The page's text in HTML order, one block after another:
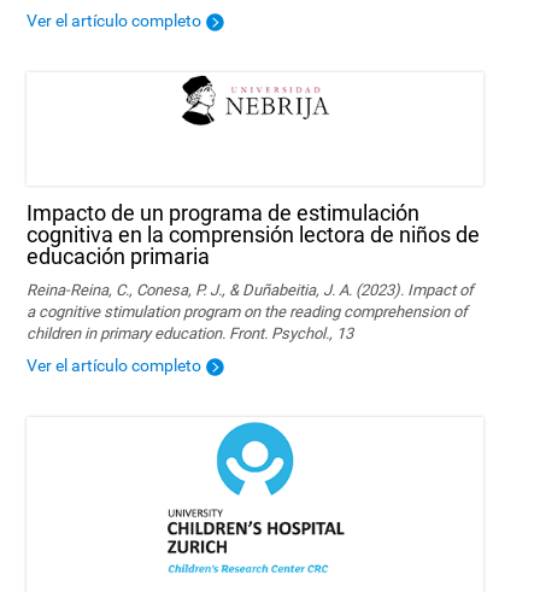
Ver el artículo completo
Impacto de un programa de estimulación
cognitiva en la comprensión lectora de niños de
educación primaria
Reina-Reina, C., Conesa, P. J., & Duñabeitia, J. A. (2023). Impact of
a cognitive stimulation program on the reading comprehension of
children in primary education. Front. Psychol., 13
Ver el artículo completo